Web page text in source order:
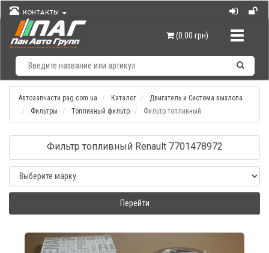
КОНТАКТЫ
(0.00 грн)
Автозапчасти pag.com.ua Каталог
Двигатель и Система выхлопа
Фильтры
Топливный фильтр Фильтр топливный
Фильтр топливный Renault 7701478972
Перейти